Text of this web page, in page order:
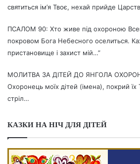
святиться ім’я Твоє, нехай прийде
ПСАЛОМ 90: Хто живе під охороною
покровом Бога Небесного оселиться.
пристановище і захист мій…”
МОЛИТВА ЗА ДІТЕЙ ДО ЯНГОЛА
Охоронець моїх дітей (імена), покрий їх
стріл…
КАЗКИ НА НІЧ ДЛЯ ДІТЕЙ